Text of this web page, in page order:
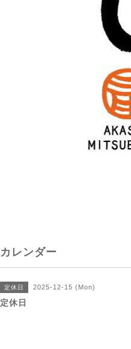
カレンダー
定休日 2025-12-15 (Mon)
定休日